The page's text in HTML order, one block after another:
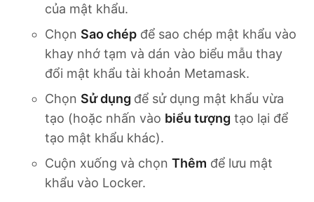
của mật khẩu.
Chọn Sao chép để sao chép mật khẩu vào
khay nhớ tạm và dán vào biểu mẫu thay
đổi mật khẩu tài khoản Metamask.
Chọn Sử dụng để sử dụng mật khẩu vừa
tạo (hoặc nhấn vào biểu tượng tạo lại để
tạo mật khẩu khác).
Cuộn xuống và chọn Thêm để lưu mật
khẩu vào Locker.